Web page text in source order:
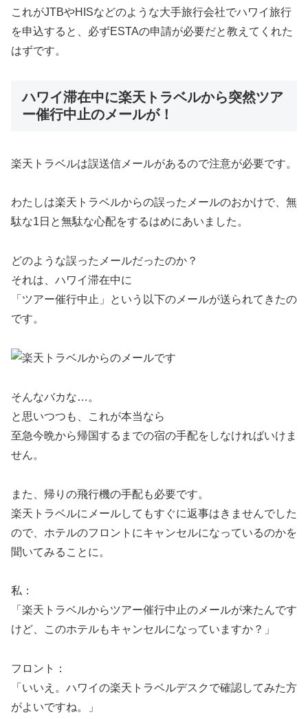
これがJTBやHISなどのような大手旅行会社でハワイ旅行
を申込すると、必ずESTAの申請が必要だと教えてくれた
はずです。
ハワイ滞在中に楽天トラベルから突然ツア
ー催行中止のメールが！
楽天トラベルは誤送信メールがあるので注意が必要です。
わたしは楽天トラベルからの誤ったメールのおかけで、無
駄な1日と無駄な心配をするはめにあいました。
どのような誤ったメールだったのか？
それは、ハワイ滞在中に
「ツアー催行中止」という以下のメールが送られてきたの
です。
そんなバカな…。
と思いつつも、これが本当なら
至急今晩から帰国するまでの宿の手配をしなければいけま
せん。
また、帰りの飛行機の手配も必要です。
楽天トラベルにメールしてもすぐに返事はきませんでした
ので、ホテルのフロントにキャンセルになっているのかを
聞いてみることに。
私：
「楽天トラベルからツアー催行中止のメールが来たんです
けど、このホテルもキャンセルになっていますか？」
フロント：
「いいえ。ハワイの楽天トラベルデスクで確認してみた方
がよいですね。」